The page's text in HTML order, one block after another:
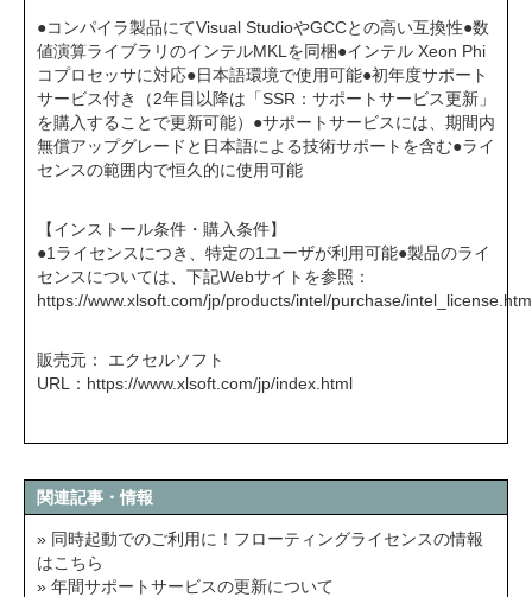
●コンパイラ製品にてVisual StudioやGCCとの高い互換性●数
値演算ライブラリのインテルMKLを同梱●インテル Xeon Phi
コプロセッサに対応●日本語環境で使用可能●初年度サポート
サービス付き（2年目以降は「SSR：サポートサービス更新」
を購入することで更新可能）●サポートサービスには、期間内
無償アップグレードと日本語による技術サポートを含む●ライ
センスの範囲内で恒久的に使用可能
【インストール条件・購入条件】
●1ライセンスにつき、特定の1ユーザが利用可能●製品のライ
センスについては、下記Webサイトを参照：
https://www.xlsoft.com/jp/products/intel/purchase/
販売元： エクセルソフト
URL： https://www.xlsoft.com/jp/index.html
関連記事・情報
» 同時起動でのご利用に！フローティングライセンスの情報
はこちら
» 年間サポートサービスの更新について